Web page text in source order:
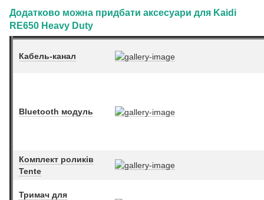
Додатково можна придбати аксесуари для Kaidi
RE650 Heavy Duty
Кабель-канал
Bluetooth модуль
Комплект роликів
Tente
Тримач для